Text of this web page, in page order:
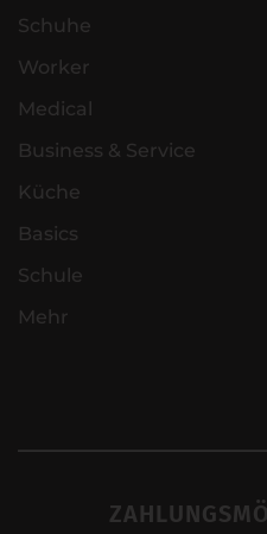
Schuhe
Worker
Medical
Business & Service
Küche
Basics
Schule
Mehr